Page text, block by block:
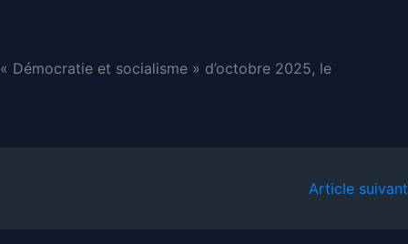
Démocratie et socialisme » d’octobre 2025, le
Article suivant